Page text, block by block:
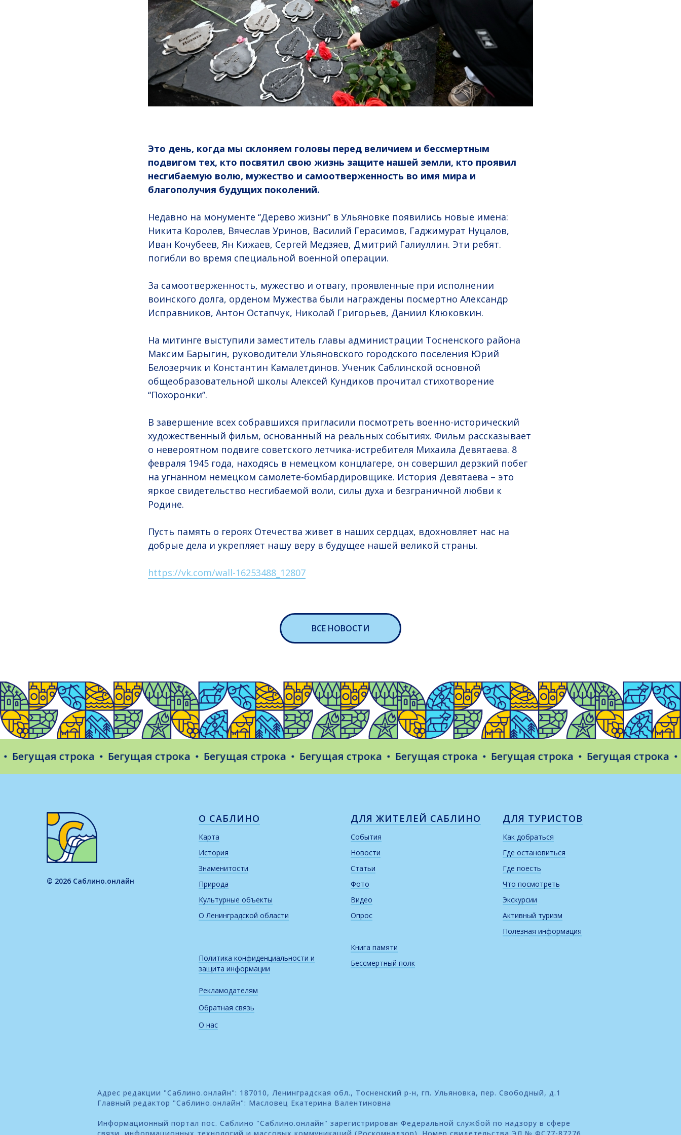
Это день, когда мы склоняем головы перед величием и бессмертным
подвигом тех, кто посвятил свою жизнь защите нашей земли, кто проявил
несгибаемую волю, мужество и самоотверженность во имя мира и
благополучия будущих поколений.
Недавно на монументе “Дерево жизни” в Ульяновке появились новые имена:
Никита Королев, Вячеслав Уринов, Василий Герасимов, Гаджимурат Нуцалов,
Иван Кочубеев, Ян Кижаев, Сергей Медзяев, Дмитрий Галиуллин. Эти ребят.
погибли во время специальной военной операции.
За самоотверженность, мужество и отвагу, проявленные при исполнении
воинского долга, орденом Мужества были награждены посмертно Александр
Исправников, Антон Остапчук, Николай Григорьев, Даниил Клюковкин.
На митинге выступили заместитель главы администрации Тосненского района
Максим Барыгин, руководители Ульяновского городского поселения Юрий
Белозерчик и Константин Камалетдинов. Ученик Саблинской основной
общеобразовательной школы Алексей Кундиков прочитал стихотворение
“Похоронки”.
В завершение всех собравшихся пригласили посмотреть военно-исторический
художественный фильм, основанный на реальных событиях. Фильм рассказывает
о невероятном подвиге советского летчика-истребителя Михаила Девятаева. 8
февраля 1945 года, находясь в немецком концлагере, он совершил дерзкий побег
на угнанном немецком самолете-бомбардировщике. История Девятаева – это
яркое свидетельство несгибаемой воли, силы духа и безграничной любви к
Родине.
Пусть память о героях Отечества живет в наших сердцах, вдохновляет нас на
добрые дела и укрепляет нашу веру в будущее нашей великой страны.
https://vk.com/wall-16253488_12807
ВСЕ НОВОСТИ
строка Бегущая строка Бегущая строка Бегущая строка Бегущая строка Бегущая строка Бегущая строка
© 2026 Саблино.онлайн
О САБЛИНО
Карта
История
Знаменитости
Природа
Культурные объекты
О Ленинградской области
Политика конфиденциальности и
защита информации
Рекламодателям
Обратная связь
О нас
ДЛЯ ЖИТЕЛЕЙ САБЛИНО
События
Новости
Статьи
Фото
Видео
Опрос
Книга памяти
Бессмертный полк
ДЛЯ ТУРИСТОВ
Как добраться
Где остановиться
Где поесть
Что посмотреть
Экскурсии
Активный туризм
Полезная информация
Адрес редакции "Саблино.онлайн": 187010, Ленинградская обл., Тосненский р-н, гп. Ульяновка, пер. Свободный, д.1
Главный редактор "Саблино.онлайн": Масловец Екатерина Валентиновна
Информационный портал пос. Саблино "Саблино.онлайн" зарегистрирован Федеральной службой по надзору в сфере